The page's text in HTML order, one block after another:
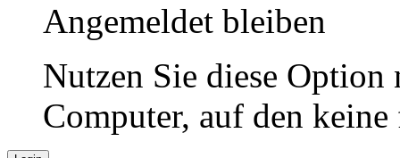
Angemeldet bleiben
Nutzen Sie diese
Computer, auf den